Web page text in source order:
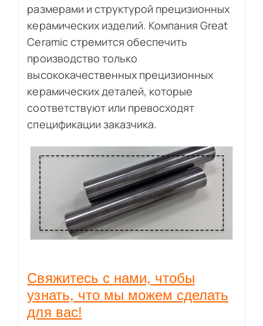
размерами и структурой прецизионных
керамических изделий. Компания Great
Ceramic стремится обеспечить
производство только
высококачественных прецизионных
керамических деталей, которые
соответствуют или превосходят
спецификации заказчика.
Свяжитесь с нами, чтобы
узнать, что мы можем сделать
для вас!